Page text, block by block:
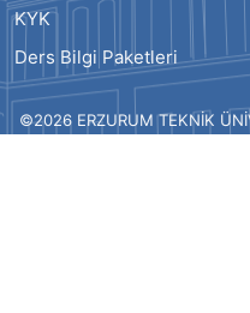
KYK
Ders Bilgi Paketleri
©2026 ERZURUM TEKNİK